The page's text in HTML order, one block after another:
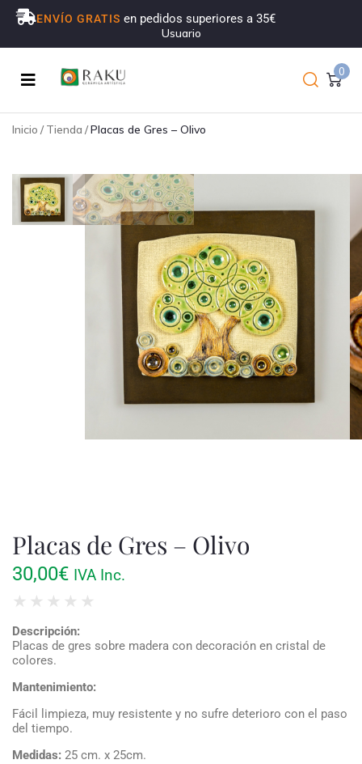
ENVÍO GRATIS en pedidos superiores a 35€
Usuario
0
Inicio / Tienda /Placas de Gres – Olivo
Placas de Gres – Olivo
30,00€ IVA Inc.
★ ★ ★ ★ ★
Descripción:
Placas de gres sobre madera con decoración en cristal de
colores.
Mantenimiento:
Fácil limpieza, muy resistente y no sufre deterioro con el paso
del tiempo.
Medidas: 25 cm. x 25cm.